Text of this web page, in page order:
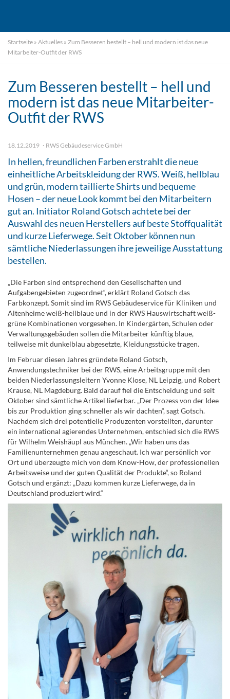
Startseite » Aktuelles » Zum Besseren bestellt – hell und modern ist das neue
Mitarbeiter-Outfit der RWS
Zum Besseren bestellt – hell und
modern ist das neue Mitarbeiter-
Outfit der RWS
18.12.2019 RWS Gebäudeservice GmbH
In hellen, freundlichen Farben erstrahlt die neue
einheitliche Arbeitskleidung der RWS. Weiß, hellblau
und grün, modern taillierte Shirts und bequeme
Hosen – der neue Look kommt bei den Mitarbeitern
gut an. Initiator Roland Gotsch achtete bei der
Auswahl des neuen Herstellers auf beste Stoffqualität
und kurze Lieferwege. Seit Oktober können nun
sämtliche Niederlassungen ihre jeweilige Ausstattung
bestellen.
„Die Farben sind entsprechend den Gesellschaften und
Aufgabengebieten zugeordnet“, erklärt Roland Gotsch das
Farbkonzept. Somit sind im RWS Gebäudeservice für Kliniken und
Altenheime weiß-hellblaue und in der RWS Hauswirtschaft weiß-
grüne Kombinationen vorgesehen. In Kindergärten, Schulen oder
Verwaltungsgebäuden sollen die Mitarbeiter künftig blaue,
teilweise mit dunkelblau abgesetzte, Kleidungsstücke tragen.
Im Februar diesen Jahres gründete Roland Gotsch,
Anwendungstechniker bei der RWS, eine Arbeitsgruppe mit den
beiden Niederlassungsleitern Yvonne Klose, NL Leipzig, und Robert
Krause, NL Magdeburg. Bald darauf fiel die Entscheidung und seit
Oktober sind sämtliche Artikel lieferbar. „Der Prozess von der Idee
bis zur Produktion ging schneller als wir dachten“, sagt Gotsch.
Nachdem sich drei potentielle Produzenten vorstellten, darunter
ein international agierendes Unternehmen, entschied sich die RWS
für Wilhelm Weishäupl aus München. „Wir haben uns das
Familienunternehmen genau angeschaut. Ich war persönlich vor
Ort und überzeugte mich von dem Know-How, der professionellen
Arbeitsweise und der guten Qualität der Produkte“, so Roland
Gotsch und ergänzt: „Dazu kommen kurze Lieferwege, da in
Deutschland produziert wird.“